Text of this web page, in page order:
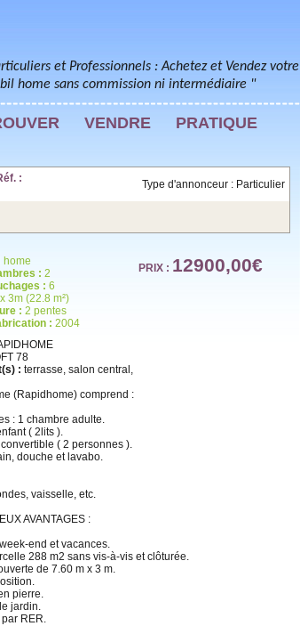
et Professionnels : Achetez et Vendez votre
home sans commission ni intermédiaire "
VENDRE PRATIQUE
:
Type d'annonceur : Particulier
home
: 2
: 6
3m (22.8 m²)
: 2 pentes
: 2004
PRIX : 12900,00€
78
: terrasse, salon central,
(Rapidhome) comprend :
: 1 chambre adulte.
( 2lits ).
( 2 personnes ).
douche et lavabo.
vaisselle, etc.
AVANTAGES :
end et vacances.
288 m2 sans vis-à-vis et clôturée.
de 7.60 m x 3 m.
pierre.
jardin.
RER.